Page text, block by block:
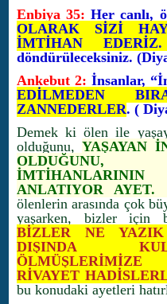
Enbiya 35: Her canlı,
OLARAK SİZİ
İMTİHAN
döndürüleceksiniz.
Ankebut 2: İnsanlar,
EDİLMEDEN
ZANNEDERLER. (
Demek ki ölen ile
olduğunu,YAŞAYAN
OLDUĞUNU,
ANLATIYOR AYET.
ölenlerin arasında çok
yaşarken, bizler için
BİZLER NE
DIŞINDA
ÖLMÜŞLERİMİZE
RİVAYET
bu konudaki ayetleri